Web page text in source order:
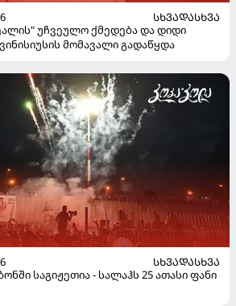
ᲡᲮᲕᲐᲓᲐᲡᲮᲕᲐ
უჩვეულო ქმედება და დიდი
მომავალი გადაწყდა
ᲡᲮᲕᲐᲓᲐᲡᲮᲕᲐ
საგიჟეთია - სალაჰს 25 ათასი ფანი